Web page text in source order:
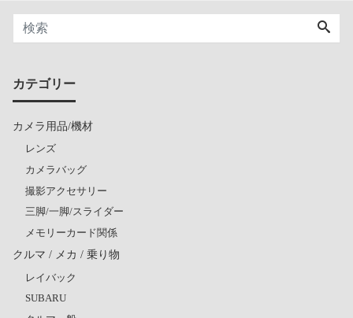
カテゴリー
カメラ用品/機材
レンズ
カメラバッグ
撮影アクセサリー
三脚/一脚/スライダー
メモリーカード関係
クルマ / メカ / 乗り物
レイバック
SUBARU